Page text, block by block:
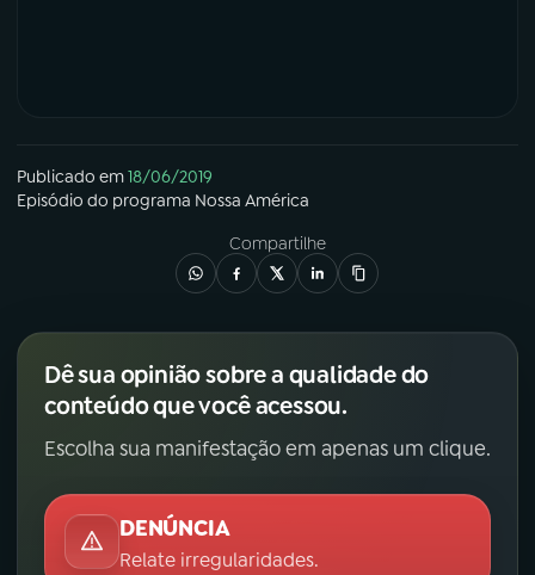
Publicado em18/06/2019
Episódio do programa Nossa América
Compartilhe
Dê sua opinião sobre a qualidade do
conteúdo que você acessou.
Escolha sua manifestação em apenas um clique.
DENÚNCIA
Relate irregularidades.